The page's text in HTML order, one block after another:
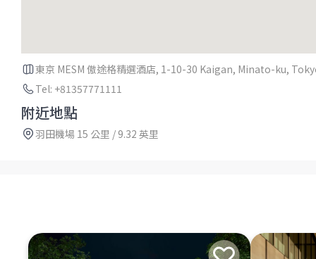
東京 MESM 傲途格精選酒店, 1-10-30 Kaigan, Minato-ku,
Tel: +81357771111
附近地點
羽田機場 15 公里 / 9.32 英里